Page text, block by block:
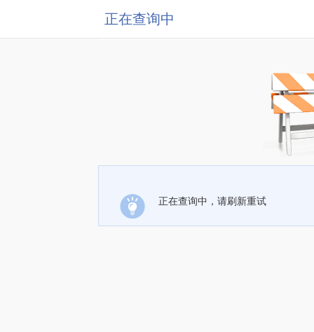
正在查询中
正在查询中，请刷新重试